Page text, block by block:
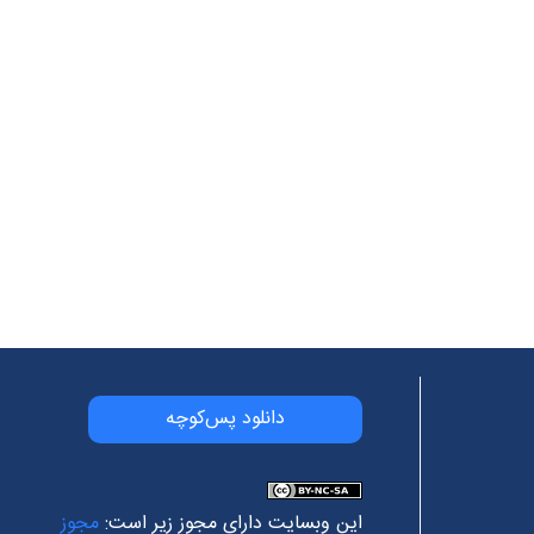
دانلود پس‌کوچه
این وبسایت دارای مجوز زیر است:مجوز